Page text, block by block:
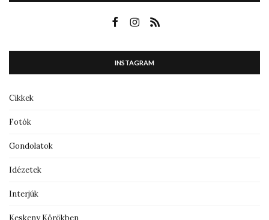
INSTAGRAM
Cikkek
Fotók
Gondolatok
Idézetek
Interjúk
Keskeny Körökben